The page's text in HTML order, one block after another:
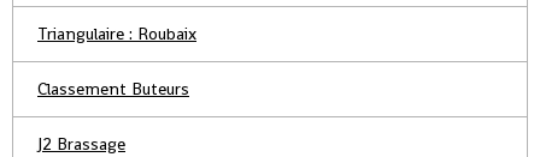
Triangulaire : Roubaix
Classement Buteurs
J2 Brassage